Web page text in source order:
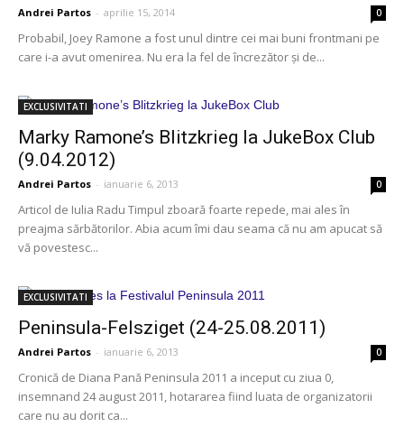
Andrei Partos - aprilie 15, 2014 0
Probabil, Joey Ramone a fost unul dintre cei mai buni frontmani pe
care i-a avut omenirea. Nu era la fel de încrezător și de...
EXCLUSIVITATI
Marky Ramone’s Blitzkrieg la JukeBox Club
(9.04.2012)
Andrei Partos - ianuarie 6, 2013 0
Articol de Iulia Radu Timpul zboară foarte repede, mai ales în
preajma sărbătorilor. Abia acum îmi dau seama că nu am apucat să
vă povestesc...
EXCLUSIVITATI
Peninsula-Felsziget (24-25.08.2011)
Andrei Partos - ianuarie 6, 2013 0
Cronică de Diana Pană Peninsula 2011 a inceput cu ziua 0,
insemnand 24 august 2011, hotararea fiind luata de organizatorii
care nu au dorit ca...